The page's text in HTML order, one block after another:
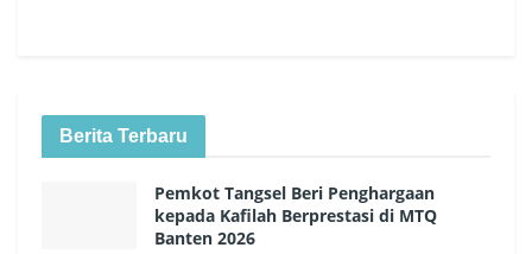
Berita Terbaru
Pemkot Tangsel Beri Penghargaan
kepada Kafilah Berprestasi di MTQ
Banten 2026